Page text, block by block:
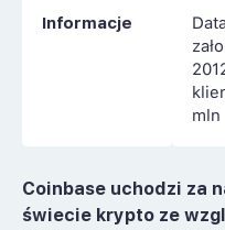
Informacje
mln
Coinbase uchodzi za
świecie krypto ze